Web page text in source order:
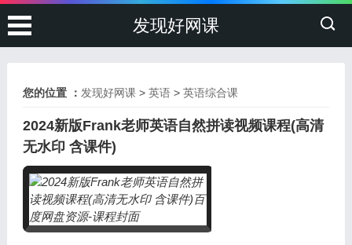
发现好网课
您的位置 ： 发现好网课> 英语> 英语综合课
2024新版Frank老师英语自然拼读视频课程(高清
无水印 含课件)